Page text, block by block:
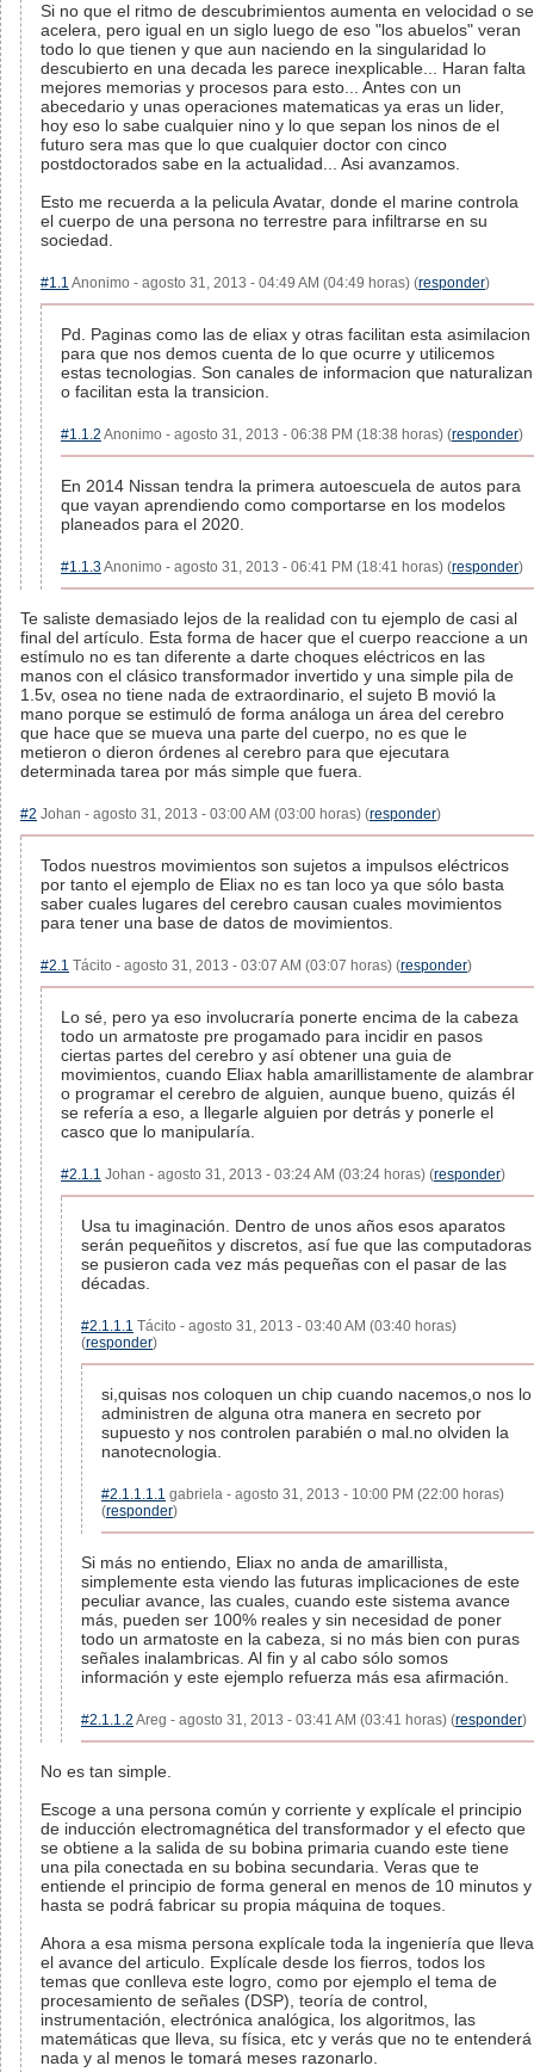
Si no que el ritmo de descubrimientos aumenta en velocidad o se
acelera, pero igual en un siglo luego de eso "los abuelos" veran
todo lo que tienen y que aun naciendo en la singularidad lo
descubierto en una decada les parece inexplicable... Haran falta
mejores memorias y procesos para esto... Antes con un
abecedario y unas operaciones matematicas ya eras un lider,
hoy eso lo sabe cualquier nino y lo que sepan los ninos de el
futuro sera mas que lo que cualquier doctor con cinco
postdoctorados sabe en la actualidad... Asi avanzamos.
Esto me recuerda a la pelicula Avatar, donde el marine controla
el cuerpo de una persona no terrestre para infiltrarse en su
sociedad.
#1.1 Anonimo - agosto 31, 2013 - 04:49 AM (04:49 horas) (responder)
Pd. Paginas como las de eliax y otras facilitan esta asimilacion
para que nos demos cuenta de lo que ocurre y utilicemos
estas tecnologias. Son canales de informacion que naturalizan
o facilitan esta la transicion.
#1.1.2 Anonimo - agosto 31, 2013 - 06:38 PM (18:38 horas) (responder)
En 2014 Nissan tendra la primera autoescuela de autos para
que vayan aprendiendo como comportarse en los modelos
planeados para el 2020.
#1.1.3Anonimo - agosto 31, 2013 - 06:41 PM (18:41 horas) (responder)
Te saliste demasiado lejos de la realidad con tu ejemplo de casi al
final del artículo. Esta forma de hacer que el cuerpo reaccione a un
estímulo no es tan diferente a darte choques eléctricos en las
manos con el clásico transformador invertido y una simple pila de
1.5v, osea no tiene nada de extraordinario, el sujeto B movió la
mano porque se estimuló de forma análoga un área del cerebro
que hace que se mueva una parte del cuerpo, no es que le
metieron o dieron órdenes al cerebro para que ejecutara
determinada tarea por más simple que fuera.
#2 Johan - agosto 31, 2013 - 03:00 AM (03:00 horas) (responder)
Todos nuestros movimientos son sujetos a impulsos eléctricos
por tanto el ejemplo de Eliax no es tan loco ya que sólo basta
saber cuales lugares del cerebro causan cuales movimientos
para tener una base de datos de movimientos.
#2.1 Tácito - agosto 31, 2013 - 03:07 AM (03:07 horas) (responder)
Lo sé, pero ya eso involucraría ponerte encima de la cabeza
todo un armatoste pre progamado para incidir en pasos
ciertas partes del cerebro y así obtener una guia de
movimientos, cuando Eliax habla amarillistamente de alambrar
o programar el cerebro de alguien, aunque bueno, quizás él
se refería a eso, a llegarle alguien por detrás y ponerle el
casco que lo manipularía.
#2.1.1 Johan - agosto 31, 2013 - 03:24 AM (03:24 horas) (responder)
Usa tu imaginación. Dentro de unos años esos aparatos
serán pequeñitos y discretos, así fue que las computadoras
se pusieron cada vez más pequeñas con el pasar de las
décadas.
#2.1.1.1 Tácito - agosto 31, 2013 - 03:40 AM (03:40 horas)
(responder)
si,quisas nos coloquen un chip cuando nacemos,o nos lo
administren de alguna otra manera en secreto por
supuesto y nos controlen parabién o mal.no olviden la
nanotecnologia.
#2.1.1.1.1 gabriela - agosto 31, 2013 - 10:00 PM (22:00 horas)
(responder)
Si más no entiendo, Eliax no anda de amarillista,
simplemente esta viendo las futuras implicaciones de este
peculiar avance, las cuales, cuando este sistema avance
más, pueden ser 100% reales y sin necesidad de poner
todo un armatoste en la cabeza, si no más bien con puras
señales inalambricas. Al fin y al cabo sólo somos
información y este ejemplo refuerza más esa afirmación.
#2.1.1.2 Areg - agosto 31, 2013 - 03:41 AM (03:41 horas) (responder)
No es tan simple.
Escoge a una persona común y corriente y explícale el principio
de inducción electromagnética del transformador y el efecto que
se obtiene a la salida de su bobina primaria cuando este tiene
una pila conectada en su bobina secundaria. Veras que te
entiende el principio de forma general en menos de 10 minutos y
hasta se podrá fabricar su propia máquina de toques.
Ahora a esa misma persona explícale toda la ingeniería que lleva
el avance del articulo. Explícale desde los fierros, todos los
temas que conlleva este logro, como por ejemplo el tema de
procesamiento de señales (DSP), teoría de control,
instrumentación, electrónica analógica, los algoritmos, las
matemáticas que lleva, su física, etc y verás que no te entenderá
nada y al menos le tomará meses razonarlo.